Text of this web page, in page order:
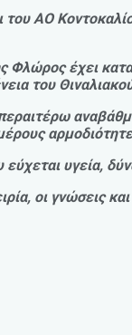
ΑΟ
Φλώρος έχει
του
περαιτέρω
υγεία,
οι γνώσεις